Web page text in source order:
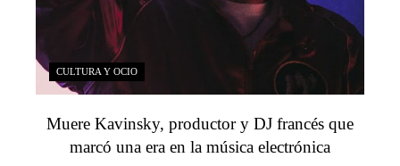
CULTURA Y OCIO
Muere Kavinsky, productor y DJ francés que
marcó una era en la música electrónica